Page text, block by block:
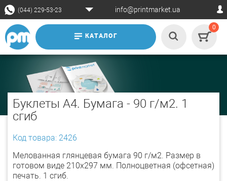
(044) 229-53-23 info@printmarket.ua
КАТАЛОГ
0
Буклеты А4. Бумага - 90 г/м2. 1
сгиб
Код товара: 2426
Мелованная глянцевая бумага 90 г/м2. Размер в
готовом виде 210х297 мм. Полноцветная (офсетная)
печать. 1 сгиб.